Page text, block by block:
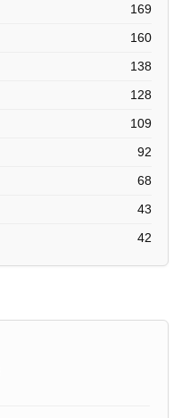
169
160
138
128
109
92
68
43
42